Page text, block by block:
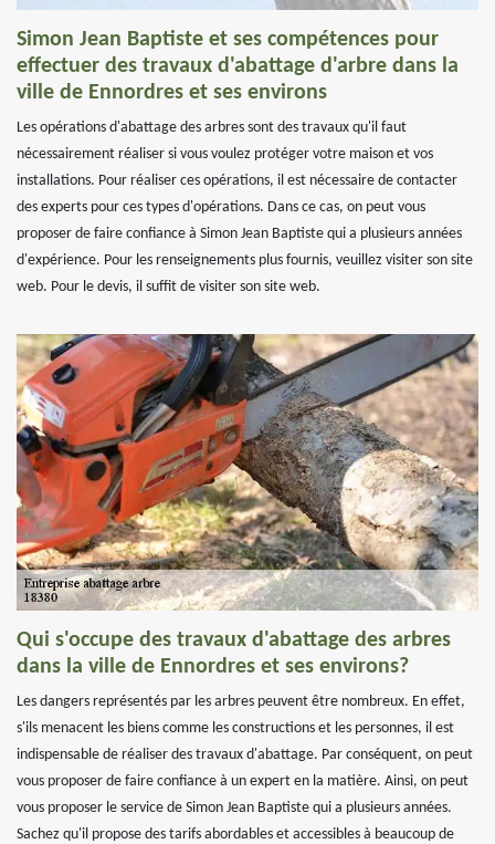
Simon Jean Baptiste et ses compétences pour
effectuer des travaux d'abattage d'arbre dans la
ville de Ennordres et ses environs
Les opérations d'abattage des arbres sont des travaux qu'il faut
nécessairement réaliser si vous voulez protéger votre maison et vos
installations. Pour réaliser ces opérations, il est nécessaire de contacter
des experts pour ces types d'opérations. Dans ce cas, on peut vous
proposer de faire confiance à Simon Jean Baptiste qui a plusieurs années
d'expérience. Pour les renseignements plus fournis, veuillez visiter son site
web. Pour le devis, il suffit de visiter son site web.
Qui s'occupe des travaux d'abattage des arbres
dans la ville de Ennordres et ses environs?
Les dangers représentés par les arbres peuvent être nombreux. En effet,
s'ils menacent les biens comme les constructions et les personnes, il est
indispensable de réaliser des travaux d'abattage. Par conséquent, on peut
vous proposer de faire confiance à un expert en la matière. Ainsi, on peut
vous proposer le service de Simon Jean Baptiste qui a plusieurs années.
Sachez qu'il propose des tarifs abordables et accessibles à beaucoup de